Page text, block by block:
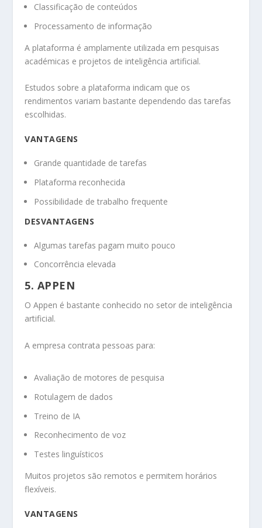
Classificação de conteúdos
Processamento de informação
A plataforma é amplamente utilizada em pesquisas
académicas e projetos de inteligência artificial.
Estudos sobre a plataforma indicam que os
rendimentos variam bastante dependendo das tarefas
escolhidas.
VANTAGENS
Grande quantidade de tarefas
Plataforma reconhecida
Possibilidade de trabalho frequente
DESVANTAGENS
Algumas tarefas pagam muito pouco
Concorrência elevada
5. APPEN
O Appen é bastante conhecido no setor de inteligência
artificial.
A empresa contrata pessoas para:
Avaliação de motores de pesquisa
Rotulagem de dados
Treino de IA
Reconhecimento de voz
Testes linguísticos
Muitos projetos são remotos e permitem horários
flexíveis.
VANTAGENS